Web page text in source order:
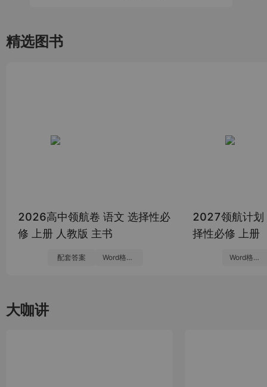
精选图书
2026高中领航卷 语文 选择性必
修 上册 人教版 主书
配套答案 Word格式全书稿件
2027领航计划
择性必修 上册
Word格式全书稿件
大咖讲